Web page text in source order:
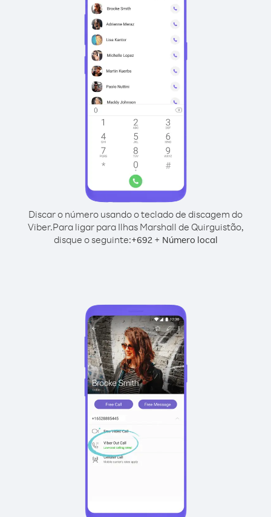
Discar o número usando o teclado de discagem do
Viber.Para ligar para Ilhas Marshall de Quirguistão,
disque o seguinte:+692+ Número local